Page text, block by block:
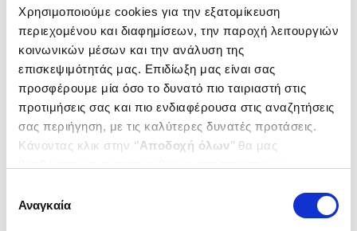
Χρησιμοποιούμε cookies για την εξατομίκευση
περιεχομένου και διαφημίσεων, την παροχή λειτουργιών
κοινωνικών μέσων και την ανάλυση της
επισκεψιμότητάς μας. Επιδίωξη μας είναι σας
προσφέρουμε μία όσο το δυνατό πιο ταιριαστή στις
προτιμήσεις σας και πιο ενδιαφέρουσα στις αναζητήσεις
σας περιήγηση, με τις καλύτερες δυνατές προτάσεις.
Κάνοντας κλικ στην ‘’Αποδοχή όλων’’ θα μας
ενδιαφέρουν και να επιλέξετε από τα παρακάτω με την
΄΄και να ενημερωθείτε σχετικά με
συγκατάθεσης
Αναγκαία